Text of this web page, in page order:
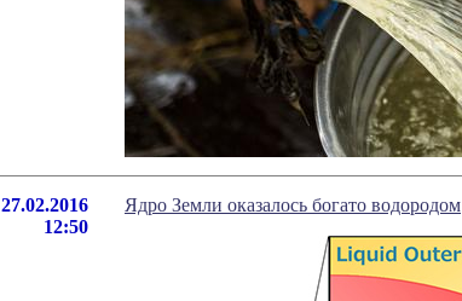
27.02.2016
12:50
Ядро Земли оказалось богато водородом